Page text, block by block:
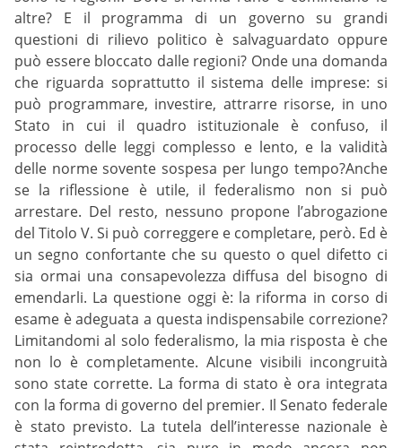
altre? E il programma di un governo su grandi
questioni di rilievo politico è salvaguardato oppure
può essere bloccato dalle regioni? Onde una domanda
che riguarda soprattutto il sistema delle imprese: si
può programmare, investire, attrarre risorse, in uno
Stato in cui il quadro istituzionale è confuso, il
processo delle leggi complesso e lento, e la validità
delle norme sovente sospesa per lungo tempo?Anche
se la riflessione è utile, il federalismo non si può
arrestare. Del resto, nessuno propone l’abrogazione
del Titolo V. Si può correggere e completare, però. Ed è
un segno confortante che su questo o quel difetto ci
sia ormai una consapevolezza diffusa del bisogno di
emendarli. La questione oggi è: la riforma in corso di
esame è adeguata a questa indispensabile correzione?
Limitandomi al solo federalismo, la mia risposta è che
non lo è completamente. Alcune visibili incongruità
sono state corrette. La forma di stato è ora integrata
con la forma di governo del premier. Il Senato federale
è stato previsto. La tutela dell’interesse nazionale è